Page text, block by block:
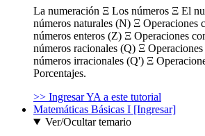
La numeración Ξ Los números Ξ El
números naturales (N) Ξ Operaciones
números enteros (Z) Ξ Operaciones
números racionales (Q) Ξ
números irracionales (Q') Ξ
Porcentajes.
>> Ingresar YA a este tutorial
Matemáticas Básicas I [Ingresar]
Ver/Ocultar temario